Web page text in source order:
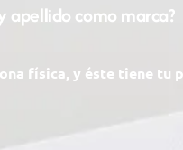
apellido como marca?
física, y éste tiene tu